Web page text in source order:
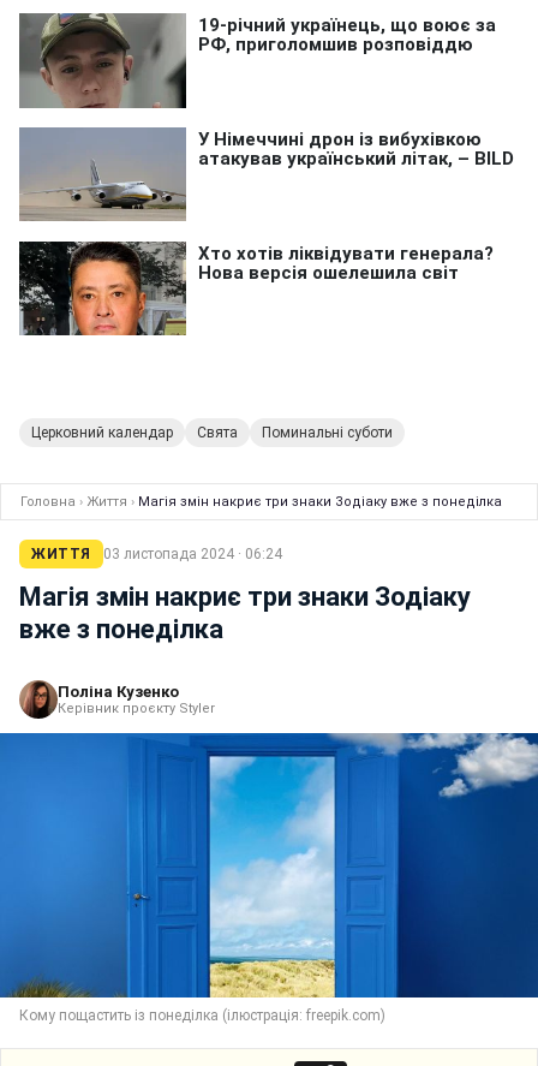
Церковний календар Свята Поминальні суботи
Головна › Життя › Магія змін накриє три знаки Зодіаку вже з понеділка
ЖИТТЯ 03 листопада 2024 · 06:24
Магія змін накриє три знаки Зодіаку
вже з понеділка
Поліна Кузенко
Керівник проєкту Styler
Кому пощастить із понеділка (ілюстрація: freepik.com)